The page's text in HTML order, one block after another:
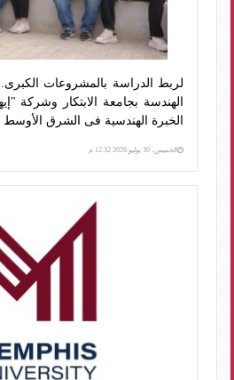
لربط الدراسة بالمشروعات
الهندسة بجامعة الابتكار وشركة
الخبرة الهندسية فى الشرق الأوسط
الخميس، 30 يوليو 2026 12:32 م